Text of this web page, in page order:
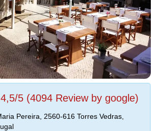
4,5/5 (4094 Review by google)
Pereira, 2560-616 Torres Vedras,